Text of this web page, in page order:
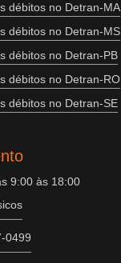
débitos no Detran-MA
débitos no Detran-MS
débitos no Detran-PB
débitos no Detran-RO
débitos no Detran-SE
9:00 às 18:00
0499